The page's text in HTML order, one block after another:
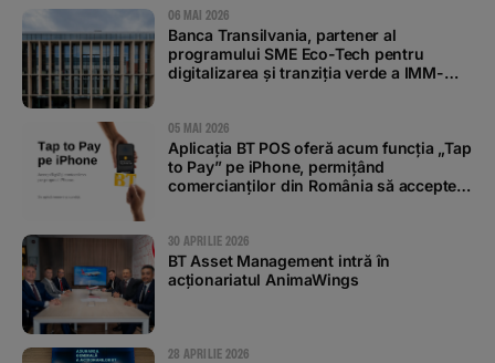
06 MAI 2026
Banca Transilvania, partener al
programului SME Eco-Tech pentru
digitalizarea și tranziția verde a IMM-
05 MAI 2026
Aplicația BT POS oferă acum funcția „Tap
to Pay” pe iPhone, permițând
comercianților din România să accepte
30 APRILIE 2026
BT Asset Management intră în
acționariatul AnimaWings
28 APRILIE 2026